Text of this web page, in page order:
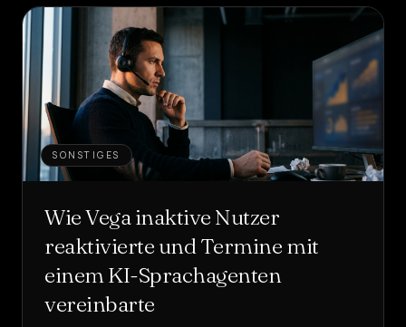
SONSTIGES
Wie Vega inaktive Nutzer
reaktivierte und Termine mit
einem KI-Sprachagenten
vereinbarte